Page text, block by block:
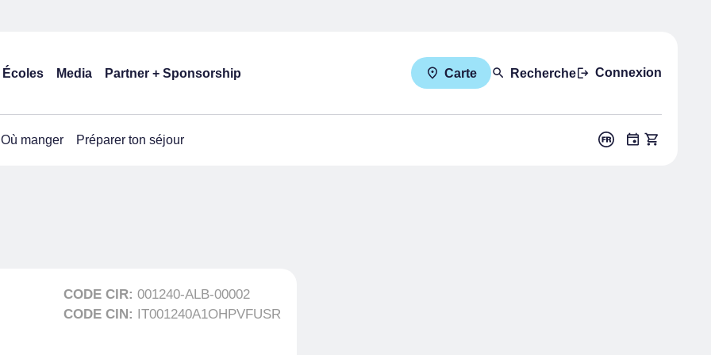
Écoles Media Partner + Sponsorship Carte Recherche Connexion
Où manger Préparer ton séjour
CODE CIR: 001240-ALB-00002
CODE CIN: IT001240A1OHPVFUSR